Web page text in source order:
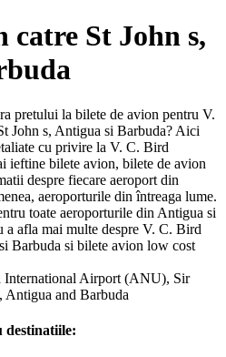
catre St John s,
pretului la bilete de avion pentru V.
John s, Antigua si Barbuda? Aici
cu privire la V. C. Bird
ieftine bilete avion, bilete de avion
despre fiecare aeroport din
aeroporturile din întreaga lume.
toate aeroporturile din Antigua si
afla mai multe despre V. C. Bird
Barbuda si bilete avion low cost
International Airport (ANU), Sir
and Barbuda
destinatiile: